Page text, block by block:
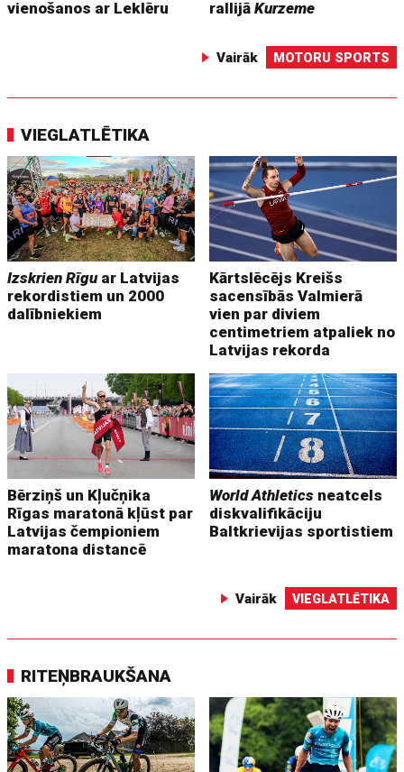
vienošanos ar Leklēru rallijāKurzeme
Vairāk MOTORU SPORTS
VIEGLATLĒTIKA
Izskrien Rīguar Latvijas
rekordistiem un 2000
dalībniekiem
Kārtslēcējs Kreišs
sacensībās Valmierā
vien par diviem
centimetriem atpaliek no
Latvijas rekorda
Bērziņš un Kļučņika
Rīgas maratonā kļūst par
Latvijas čempioniem
maratona distancē
World Athletics neatcels
diskvalifikāciju
Baltkrievijas sportistiem
Vairāk VIEGLATLĒTIKA
RITEŅBRAUKŠANA